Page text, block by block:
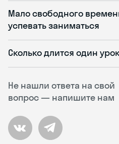
Не нашли ответа на свой
вопрос — напишите нам
Мало свободного
успевать заниматься
Сколько длится один